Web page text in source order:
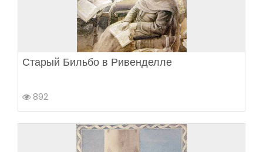
Старый Бильбо в Ривенделле
892